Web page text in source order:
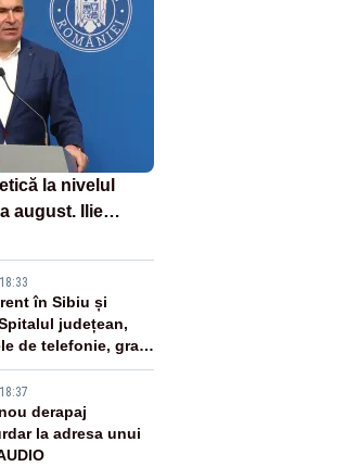
la nivelul
august. Ilie
și posibile
în Sibiu și
județean,
de telefonie, grav
derapaj
la adresa unui